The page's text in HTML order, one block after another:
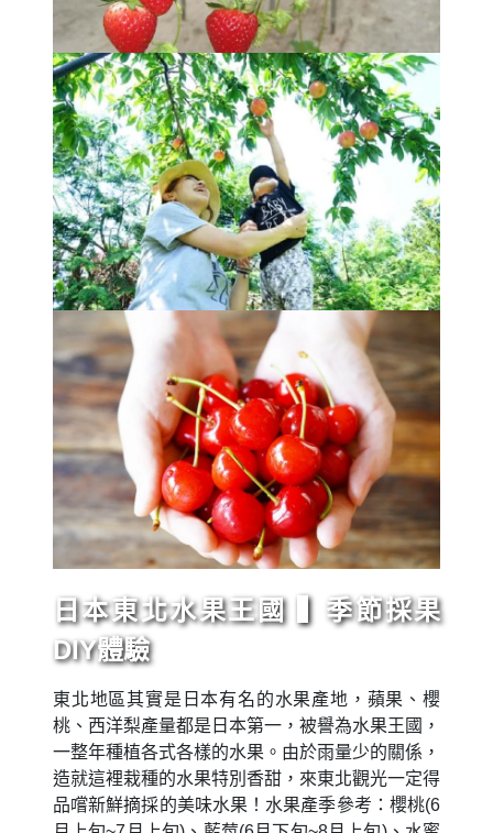
日本東北水果王國 ▍季節採果
DIY體驗
東北地區其實是日本有名的水果產地，蘋果、櫻
桃、西洋梨產量都是日本第一，被譽為水果王國，
一整年種植各式各樣的水果。由於雨量少的關係，
造就這裡栽種的水果特別香甜，來東北觀光一定得
品嚐新鮮摘採的美味水果！水果產季參考：櫻桃(6